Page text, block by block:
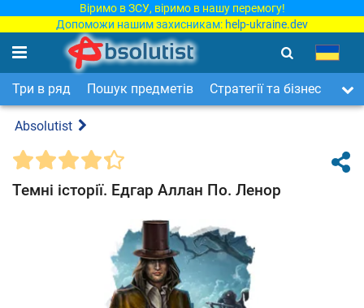
Віримо в ЗСУ, віримо в нашу перемогу!
Допоможи нашим захисникам: help-ukraine.dev
Три в ряд Пошук предметів Стратегії та бізнес
Absolutist
Темні історії. Едгар Аллан По. Ленор